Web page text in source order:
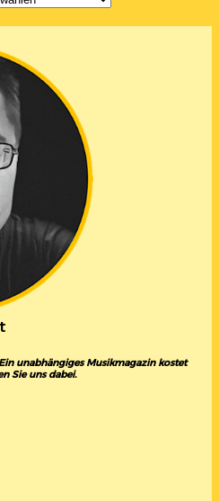
unabhängiges Musikmagazin kostet
Sie uns dabei.